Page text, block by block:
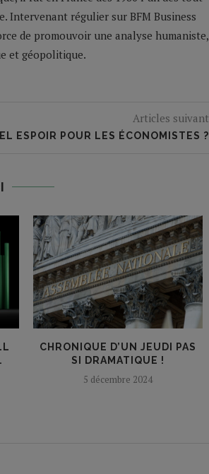
Intervenant régulier sur BFM Business
de promouvoir une analyse humaniste,
et géopolitique.
Articles suivant
ESPOIR POUR LES ÉCONOMISTES ?
CHRONIQUE D’UN JEUDI PAS
SI DRAMATIQUE !
5 décembre 2024